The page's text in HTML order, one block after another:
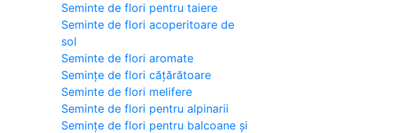
Seminte de flori pentru taiere
Seminte de flori acoperitoare de
sol
Seminte de flori aromate
Semințe de flori cățărătoare
Seminte de flori melifere
Seminte de flori pentru alpinarii
Semințe de flori pentru balcoane și